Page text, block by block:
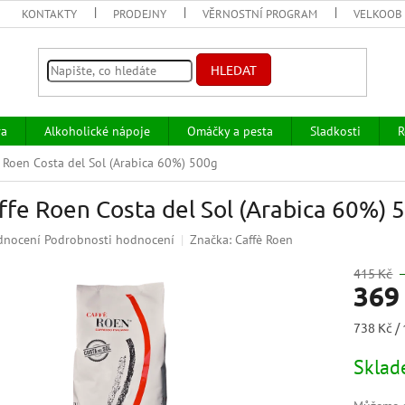
KONTAKTY PRODEJNY VĚRNOSTNÍ PROGRAM
HLEDAT
Alkoholické nápoje Omáčky a pesta Sladkosti
Roen Costa del Sol (Arabica 60%) 500g
Roen Costa del Sol (Arabica 60%)
Podrobnosti hodnocení Značka: Caffè Roen
415 Kč
369
Měrná
738 Kč /